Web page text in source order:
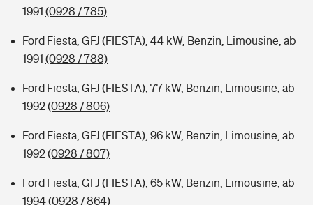
1991 (0928 / 785)
Ford Fiesta, GFJ (FIESTA), 44 kW, Benzin, Limousine, ab
1991 (0928 / 788)
Ford Fiesta, GFJ (FIESTA), 77 kW, Benzin, Limousine, ab
1992(0928 / 806)
Ford Fiesta, GFJ (FIESTA), 96 kW, Benzin, Limousine, ab
1992(0928 / 807)
Ford Fiesta, GFJ (FIESTA), 65 kW, Benzin, Limousine, ab
1994(0928 / 864)